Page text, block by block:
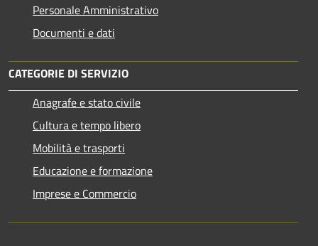
Personale Amministrativo
Documenti e dati
CATEGORIE DI SERVIZIO
Anagrafe e stato civile
Cultura e tempo libero
Mobilità e trasporti
Educazione e formazione
Imprese e Commercio